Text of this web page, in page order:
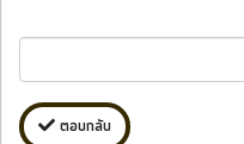
ตอบกลับ